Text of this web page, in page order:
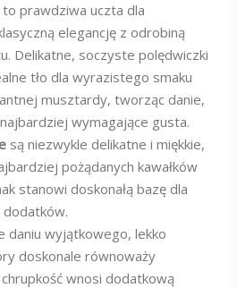
to prawdziwa uczta dla
elegancję z odrobiną
Delikatne, soczyste polędwiczki
tło dla wyrazistego smaku
musztardy, tworząc danie,
wymagające gusta.
są niezwykle delikatne i miękkie,
pożądanych kawałków
stanowi doskonałą bazę dla
daniu wyjątkowego, lekko
doskonale równoważy
wnosi dodatkową